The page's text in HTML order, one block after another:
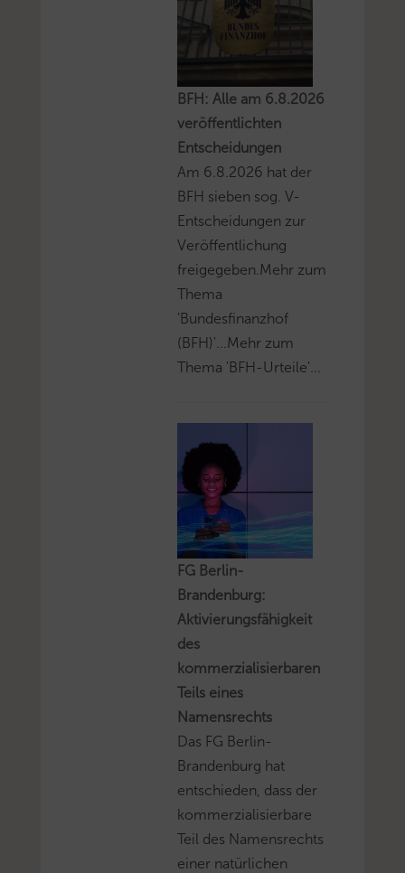
BFH: Alle am 6.8.2026
veröffentlichten
Entscheidungen
Am 6.8.2026 hat der
BFH sieben sog. V-
Entscheidungen zur
Veröffentlichung
freigegeben.Mehr zum
Thema
'Bundesfinanzhof
(BFH)'...Mehr zum
Thema 'BFH-Urteile'...
FG Berlin-
Brandenburg:
Aktivierungsfähigkeit
des
kommerzialisierbaren
Teils eines
Namensrechts
Das FG Berlin-
Brandenburg hat
entschieden, dass der
kommerzialisierbare
Teil des Namensrechts
einer natürlichen